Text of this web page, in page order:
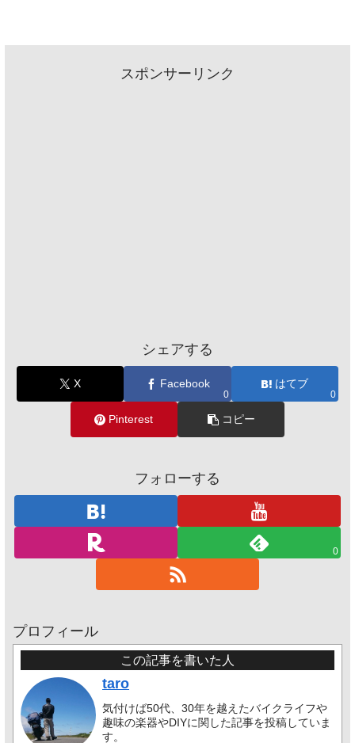
スポンサーリンク
シェアする
X Facebook
0
はてブ
0
Pinterest コピー
フォローする
0
プロフィール
この記事を書いた人
taro
気付けば50代、30年を越えたバイクライフや
趣味の楽器やDIYに関した記事を投稿していま
す。